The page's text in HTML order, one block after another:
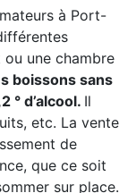
à Port-
une chambre
boissons sans
° d’alcool. Il
etc. La vente
de
que ce soit
sur place.